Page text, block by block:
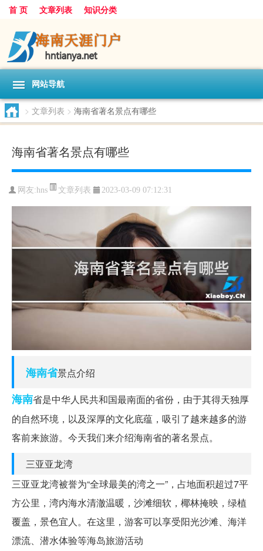
首 页 文章列表 知识分类
网站导航
> 文章列表 > 海南省著名景点有哪些
海南省著名景点有哪些
网友:hns 文章列表 2023-03-09 07:12:31
海南省景点介绍
海南省是中华人民共和国最南面的省份，由于其得天独厚
的自然环境，以及深厚的文化底蕴，吸引了越来越多的游
客前来旅游。今天我们来介绍海南省的著名景点。
三亚亚龙湾
三亚亚龙湾被誉为“全球最美的湾之一”，占地面积超过7平
方公里，湾内海水清澈温暖，沙滩细软，椰林掩映，绿植
覆盖，景色宜人。在这里，游客可以享受阳光沙滩、海洋
漂流、潜水体验等海岛旅游活动